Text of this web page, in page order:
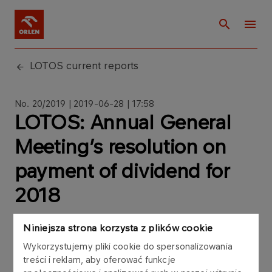
Niniejsza strona korzysta z plików cookie
Wykorzystujemy pliki cookie do spersonalizowania
treści i reklam, aby oferować funkcje
LOTOS current reports
No. 20/2019 | 2019-06-28 | 17:58
LOTOS: Annual General
Meeting’s resolution on
payment of dividend for
2018
Grupa LOTOS S.A. (the “Company”) announces